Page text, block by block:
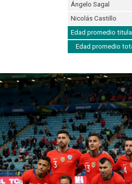
Ángelo Sagal
Nicolás Castillo
Edad promedio
Edad promedio